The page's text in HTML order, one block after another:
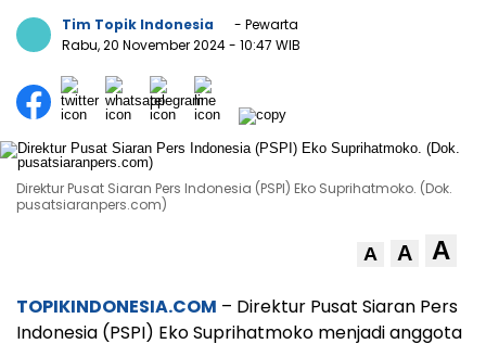
Tim Topik Indonesia
- Pewarta
Rabu, 20 November 2024- 10:47 WIB
Direktur Pusat Siaran Pers Indonesia (PSPI) Eko Suprihatmoko. (Dok.
pusatsiaranpers.com)
A A A
TOPIKINDONESIA.COM – Direktur Pusat Siaran Pers
Indonesia (PSPI) Eko Suprihatmoko menjadi anggota